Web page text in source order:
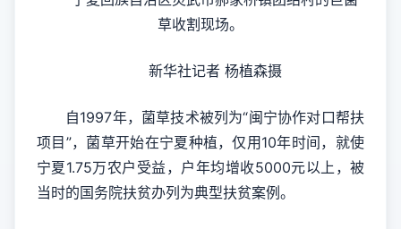
草收割现场。
新华社记者 杨植森摄
自1997年，菌草技术被列为“闽宁协作对口帮扶
项目”，菌草开始在宁夏种植，仅用10年时间，就使
宁夏1.75万农户受益，户年均增收5000元以上，被
当时的国务院扶贫办列为典型扶贫案例。